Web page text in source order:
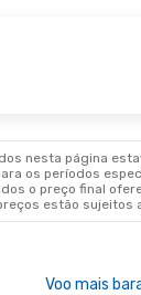
nesta página
os períodos
o preço final
estão sujeitos
Voo mais